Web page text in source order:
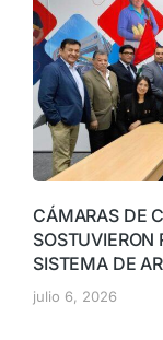
CÁMARAS DE
SOSTUVIERON
SISTEMA DE
julio 6, 2026